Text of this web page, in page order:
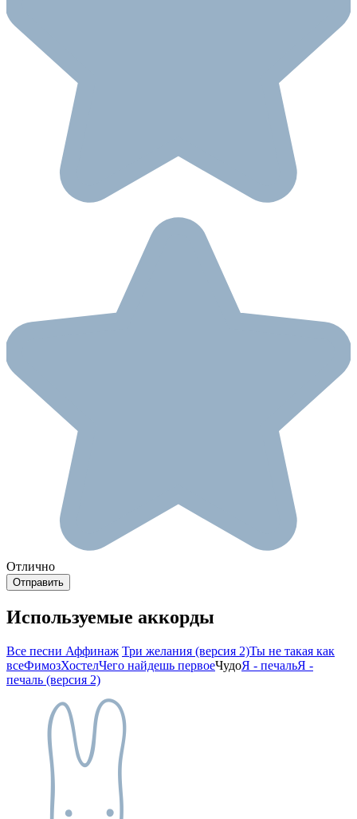
Отлично
Используемые аккорды
Все песни Аффинаж Три желания (версия 2)Ты не такая как
всеФимозХостелЧего найдешь первоеЧудоЯ - печальЯ -
печаль (версия 2)